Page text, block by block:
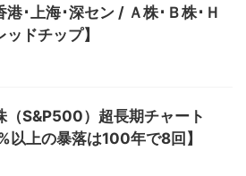
港･上海･深セン / Ａ株･Ｂ株･Ｈ
ッドチップ】
（S&P500）超長期チャート
以上の暴落は100年で8回】